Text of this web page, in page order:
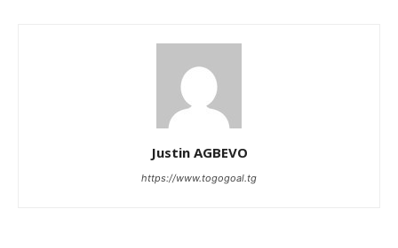
Justin AGBEVO
https://www.togogoal.tg